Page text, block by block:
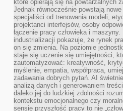
które opierają się na powtarzalnych
Jednak równocześnie powstają nowe
specjaliści od trenowania modeli,
projektanci interfejsów, osoby
łączenie pracy człowieka i maszyny.
industrializacji pokazuje, że rynek
on się zmienia. Na poziomie
staje się uczenie się umiejętności,
zautomatyzować: kreatywność,
myślenie, empatia, współpraca,
zadawania dobrych pytań. AI
analizą danych i generowaniem
daleko jej do ludzkiej zdolności
kontekstu emocjonalnego czy
sensie przyszłość pracy to nie